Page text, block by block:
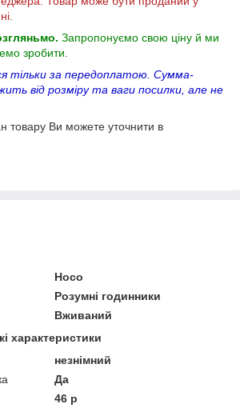
Запропонуємо свою ціну й ми
зробити.
тільки за передоплатою. Сумма-
від розміру та ваги посилки, але не
товару Ви можете уточнити в
Hoco
Розумні годинники
Вживаний
характеристики
незнімний
Да
46 р